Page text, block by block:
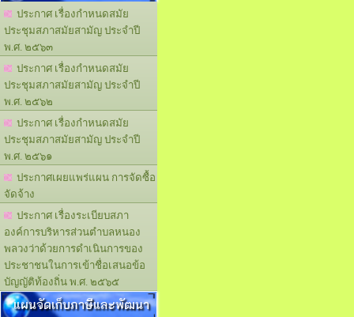
ประกาศ เรื่องกำหนดสมัย
ประชุมสภาสมัยสามัญ ประจำปี
พ.ศ. ๒๕๖๓
ประกาศ เรื่องกำหนดสมัย
ประชุมสภาสมัยสามัญ ประจำปี
พ.ศ. ๒๕๖๒
ประกาศ เรื่องกำหนดสมัย
ประชุมสภาสมัยสามัญ ประจำปี
พ.ศ. ๒๕๖๑
ประกาศเผยแพร่แผน การจัดซื้อ
จัดจ้าง
ประกาศ เรื่องระเบียบสภา
องค์การบริหารส่วนตำบลหนอง
พลวงว่าด้วยการดำเนินการของ
ประชาชนในการเข้าชื่อเสนอข้อ
บัญญัติท้องถิ่น พ.ศ. ๒๕๖๕
แผนจัดเก็บภาษีและพัฒนา